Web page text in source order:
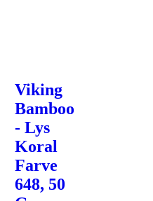
Viking
Bamboo
- Lys
Koral
Farve
648, 50